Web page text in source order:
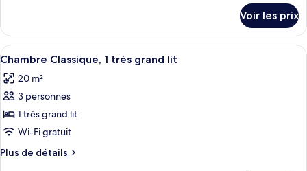
Double
ou
avec
lits
jumeaux
le
type
de
Chambre
Classique
ou
avec
jumeaux
Voir les prix
Afficher
toutes
les
photos
pour
ce
type
de
Une chambre d’hôtel avec un lit,
4
Chambre Classique, 1 très grand lit
20 m²
3 personnes
1 très grand lit
Wi-Fi gratuit
Plus de détails
Plus